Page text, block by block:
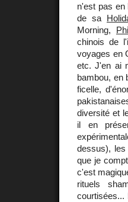
n'est pas en
de sa
Morning,
chinois de
voyages en
etc. J'en ai
bambou, en
ficelle,
diversité et
il en
dessus), les
que je
c'est
rituels
courtisées...